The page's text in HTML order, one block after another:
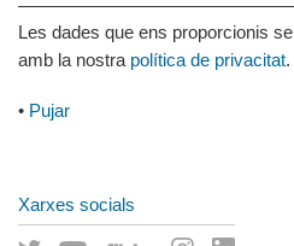
Les dades que ens proporcionis
amb la nostra política de privacitat.
• Pujar
Xarxes socials